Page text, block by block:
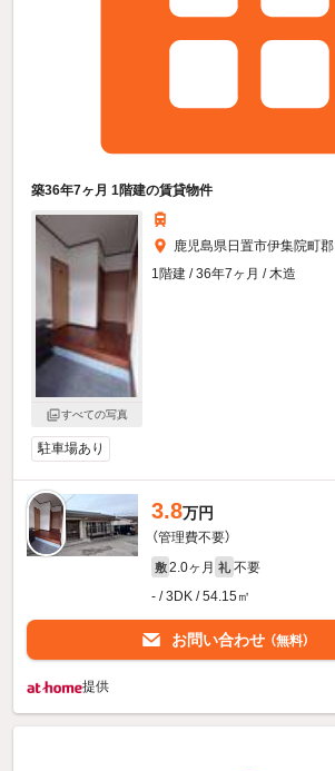
築36年7ヶ月 1階建の賃貸物件
すべての写真
鹿児島県日置市伊集院町郡
1階建 / 36年7ヶ月 / 木造
駐車場あり
3.8万円
（管理費不要）
敷 2.0ヶ月 礼 不要
- / 3DK / 54.15㎡
お問い合わせ （無料）
提供